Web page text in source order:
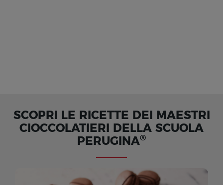
SCOPRI LE RICETTE DEI MAESTRI
CIOCCOLATIERI DELLA SCUOLA
PERUGINA®